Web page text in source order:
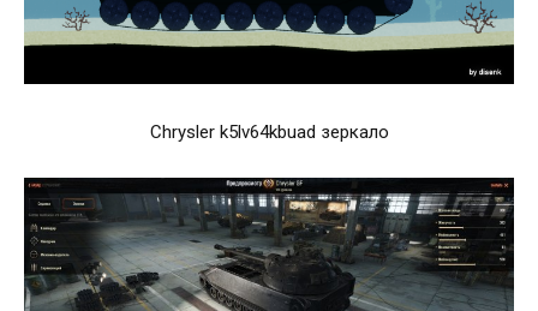
Chrysler k5lv64kbuad зеркало